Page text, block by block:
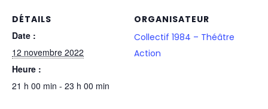
DÉTAILS
Date :
12 novembre 2022
Heure :
21 h 00 min - 23 h 00 min
ORGANISATEUR
Collectif 1984 – Théâtre
Action